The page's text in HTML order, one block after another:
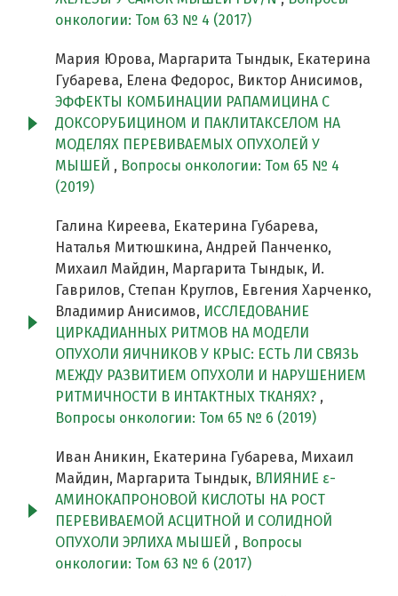
онкологии: Том 63 № 4 (2017)
Мария Юрова, Маргарита Тындык, Екатерина
Губарева, Елена Федорос, Виктор Анисимов,
ЭФФЕКТЫ КОМБИНАЦИИ РАПАМИЦИНА С
ДОКСОРУБИЦИНОМ И ПАКЛИТАКСЕЛОМ НА
МОДЕЛЯХ ПЕРЕВИВАЕМЫХ ОПУХОЛЕЙ У
МЫШЕЙ , Вопросы онкологии: Том 65 № 4
(2019)
Галина Киреева, Екатерина Губарева,
Наталья Митюшкина, Андрей Панченко,
Михаил Майдин, Маргарита Тындык, И.
Гаврилов, Степан Круглов, Евгения Харченко,
Владимир Анисимов, ИССЛЕДОВАНИЕ
ЦИРКАДИАННЫХ РИТМОВ НА МОДЕЛИ
ОПУХОЛИ ЯИЧНИКОВ У КРЫС: ЕСТЬ ЛИ СВЯЗЬ
МЕЖДУ РАЗВИТИЕМ ОПУХОЛИ И НАРУШЕНИЕМ
РИТМИЧНОСТИ В ИНТАКТНЫХ ТКАНЯХ? ,
Вопросы онкологии: Том 65 № 6 (2019)
Иван Аникин, Екатерина Губарева, Михаил
Майдин, Маргарита Тындык, ВЛИЯНИЕ ε-
АМИНОКАПРОНОВОЙ КИСЛОТЫ НА РОСТ
ПЕРЕВИВАЕМОЙ АСЦИТНОЙ И СОЛИДНОЙ
ОПУХОЛИ ЭРЛИХА МЫШЕЙ , Вопросы
онкологии: Том 63 № 6 (2017)